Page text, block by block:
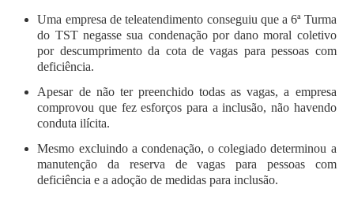
Uma empresa de teleatendimento conseguiu que a 6ª Turma
do TST negasse sua condenação por dano moral coletivo
por descumprimento da cota de vagas para pessoas com
deficiência.
Apesar de não ter preenchido todas as vagas, a empresa
comprovou que fez esforços para a inclusão, não havendo
conduta ilícita.
Mesmo excluindo a condenação, o colegiado determinou a
manutenção da reserva de vagas para pessoas com
deficiência e a adoção de medidas para inclusão.